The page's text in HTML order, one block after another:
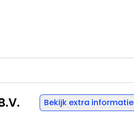
108 6468EK KERKRADE, NL
Bekijk extra informatie